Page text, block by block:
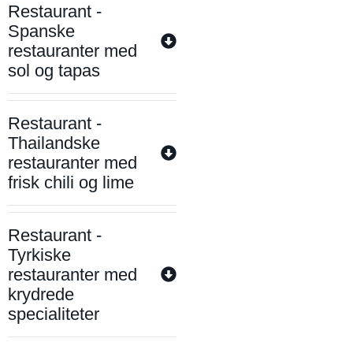
Restaurant -
Spanske
restauranter med
sol og tapas
Restaurant -
Thailandske
restauranter med
frisk chili og lime
Restaurant -
Tyrkiske
restauranter med
krydrede
specialiteter